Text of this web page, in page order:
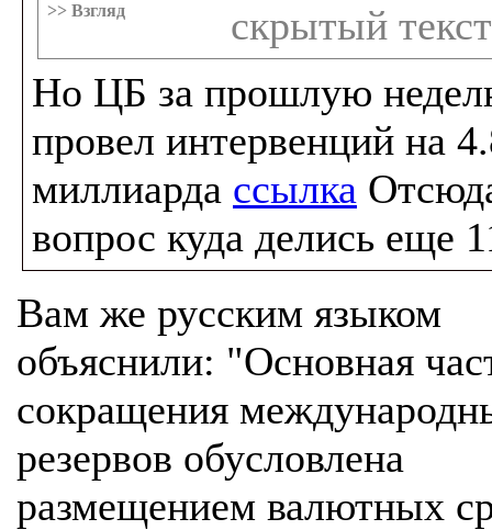
>> Взгляд
скрытый текст
Но ЦБ за прошлую
провел интервенций на
миллиарда ссылка
вопрос куда делись еще
Вам же русским языком
объяснили: "Основная
сокращения
резервов обусловлена
размещением валютных